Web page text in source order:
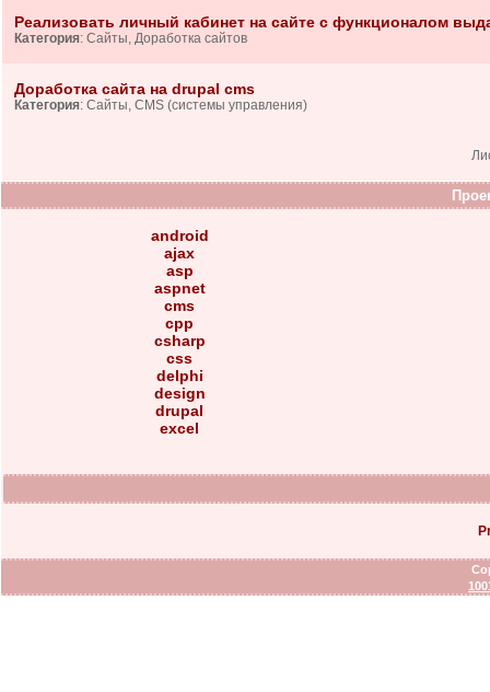
Реализовать личный кабинет на сайте с функционалом
Категория: Сайты, Доработка сайтов
Доработка сайта на drupal cms
Категория: Сайты, CMS (системы управления)
android
ajax
asp
aspnet
cms
cpp
csharp
css
delphi
design
drupal
excel